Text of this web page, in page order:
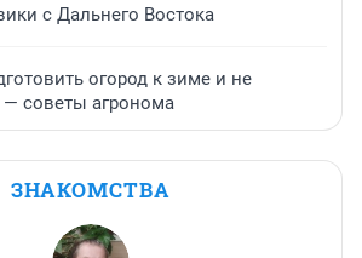
с Дальнего Востока
огород к зиме и не
— советы агронома
ЗНАКОМСТВА